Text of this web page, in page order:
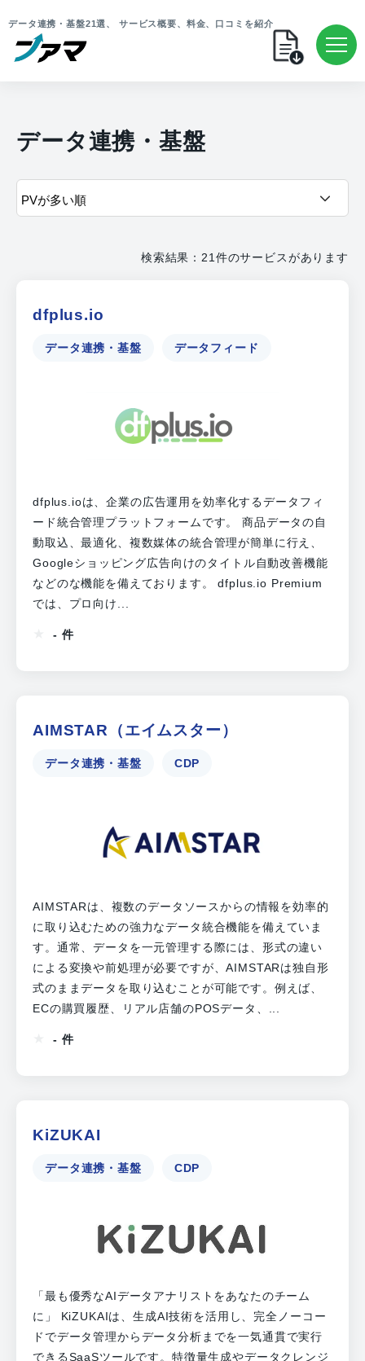
データ連携・基盤21選、 サービス概要、料金、口コミを紹介
データ連携・基盤
検索結果：21件のサービスがあります
dfplus.io
データ連携・基盤 データフィード
dfplus.ioは、企業の広告運用を効率化するデータフィ
ード統合管理プラットフォームです。 商品データの自
動取込、最適化、複数媒体の統合管理が簡単に行え、
Googleショッピング広告向けのタイトル自動改善機能
などのな機能を備えております。 dfplus.io Premium
では、プロ向け...
- 件
AIMSTAR（エイムスター）
データ連携・基盤 CDP
AIMSTARは、複数のデータソースからの情報を効率的
に取り込むための強力なデータ統合機能を備えていま
す。通常、データを一元管理する際には、形式の違い
による変換や前処理が必要ですが、AIMSTARは独自形
式のままデータを取り込むことが可能です。例えば、
ECの購買履歴、リアル店舗のPOSデータ、...
- 件
KiZUKAI
データ連携・基盤 CDP
「最も優秀なAIデータアナリストをあなたのチーム
に」 KiZUKAIは、生成AI技術を活用し、完全ノーコー
ドでデータ管理からデータ分析までを一気通貫で実行
できるSaaSツールです。特徴量生成やデータクレンジ